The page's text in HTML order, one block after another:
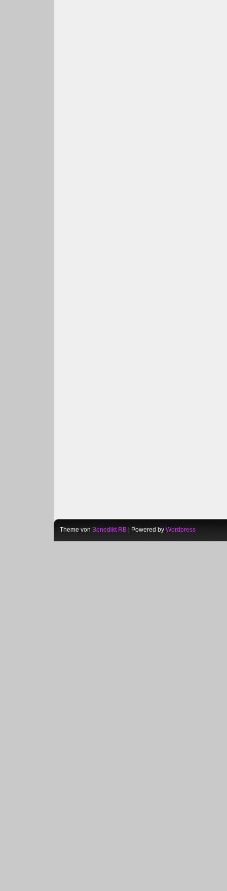
Theme von Benedikt RB | Powered by Wordpress